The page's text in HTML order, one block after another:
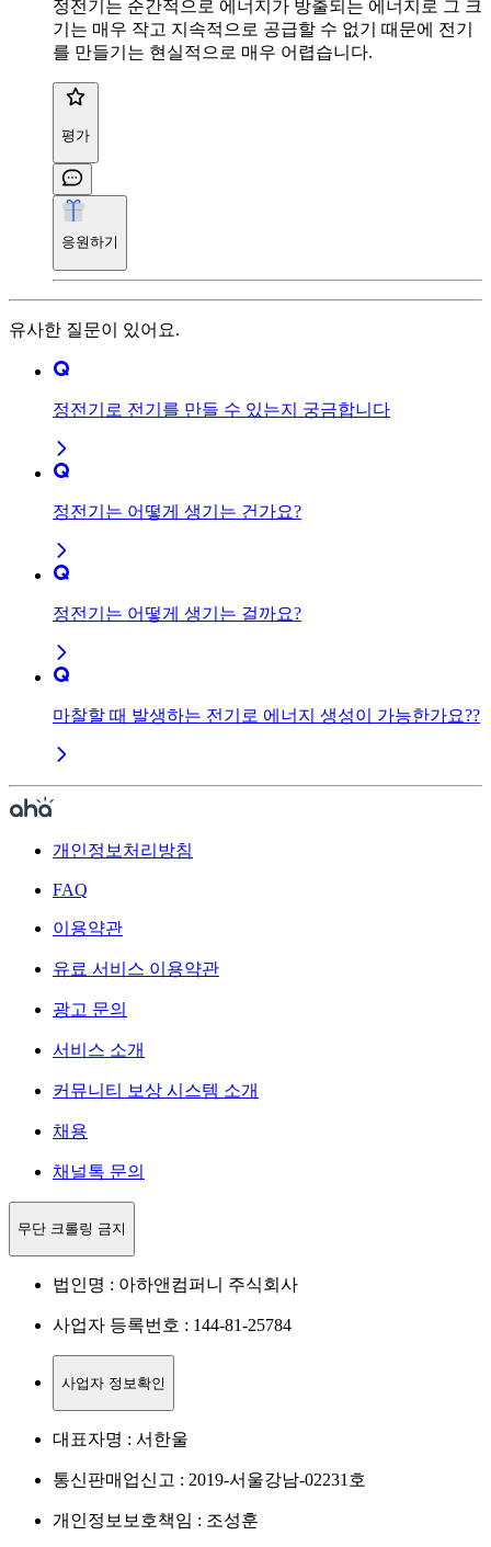
정전기는 순간적으로 에너지가 방출되는 에너지로 그 크
기는 매우 작고 지속적으로 공급할 수 없기 때문에 전기
를 만들기는 현실적으로 매우 어렵습니다.
평가
응원하기
유사한 질문이 있어요.
정전기로 전기를 만들 수 있는지 궁금합니다
정전기는 어떻게 생기는 건가요?
정전기는 어떻게 생기는 걸까요?
마찰할 때 발생하는 전기로 에너지 생성이 가능한가요??
개인정보처리방침
FAQ
이용약관
유료 서비스 이용약관
광고 문의
서비스 소개
커뮤니티 보상 시스템 소개
채용
채널톡 문의
무단 크롤링 금지
법인명 : 아하앤컴퍼니 주식회사
사업자 등록번호 : 144-81-25784
사업자 정보확인
대표자명 : 서한울
통신판매업신고 : 2019-서울강남-02231호
개인정보보호책임 : 조성훈